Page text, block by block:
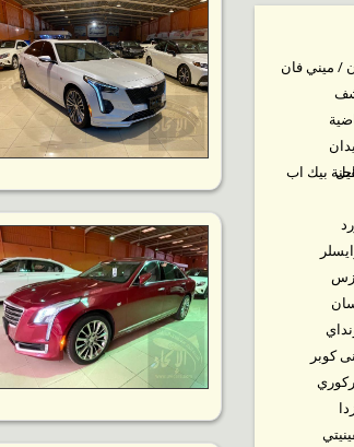
/ ميني فان
بيك اب
كوبر